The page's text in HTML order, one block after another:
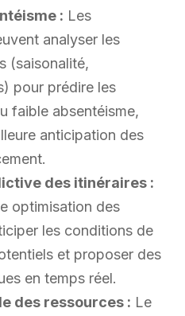
: Les
analyser les
(saisonalité,
pour prédire les
faible absentéisme,
anticipation des
des itinéraires :
optimisation des
les conditions de
et proposer des
en temps réel.
des ressources : Le